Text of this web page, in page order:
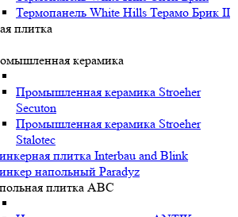
Термопанель White Hills Терамо Брик II
плитка
керамика
Промышленная керамика Stroeher
Secuton
Промышленная керамика Stroeher
Stalotec
плитка Interbau and Blink
напольный Paradyz
плитка ABC